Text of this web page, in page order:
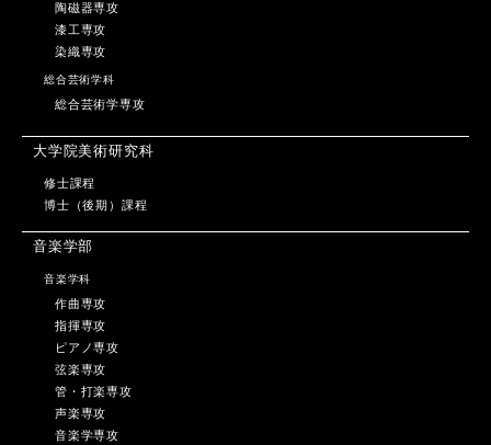
陶磁器専攻
漆工専攻
染織専攻
総合芸術学科
総合芸術学専攻
大学院美術研究科
修士課程
博士（後期）課程
音楽学部
音楽学科
作曲専攻
指揮専攻
ピアノ専攻
弦楽専攻
管・打楽専攻
声楽専攻
音楽学専攻